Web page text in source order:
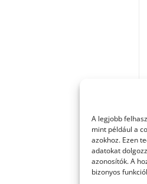
A legjobb
mint például a
azokhoz. Ezen
adatokat
azonosítók. A
bizonyos